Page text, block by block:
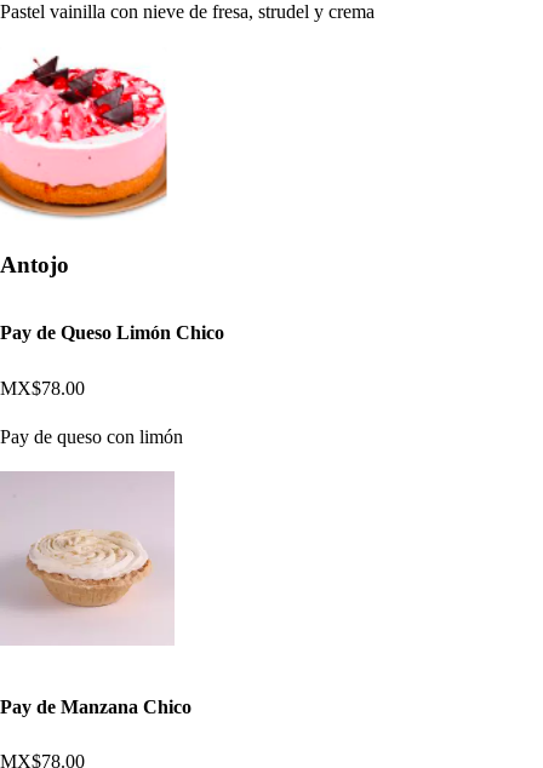
Pastel vainilla con nieve de fresa, strudel y crema
Antojo
Pay de Queso Limón Chico
MX$78.00
Pay de queso con limón
Pay de Manzana Chico
MX$78.00